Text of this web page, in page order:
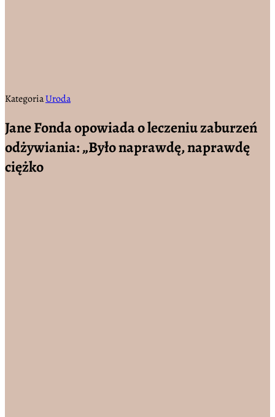
KategoriaUroda
Jane Fonda opowiada o leczeniu zaburzeń
odżywiania: „Było naprawdę, naprawdę
ciężko